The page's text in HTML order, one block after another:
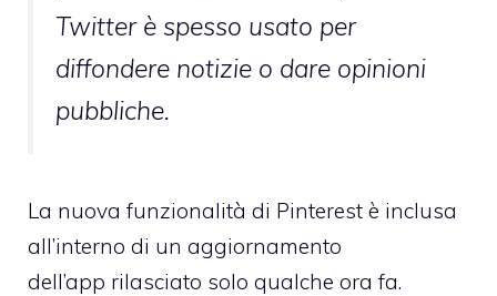
Twitter è spesso usato per
diffondere notizie o dare opinioni
pubbliche.
La nuova funzionalità di Pinterest è inclusa
all’interno di un aggiornamento
dell’app rilasciato solo qualche ora fa.